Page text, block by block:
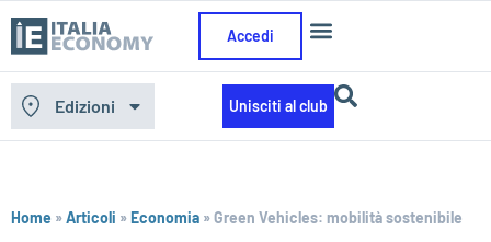
Accedi
Edizioni Unisciti al club
Home »Articoli »Economia »Green Vehicles: mobilità sostenibile